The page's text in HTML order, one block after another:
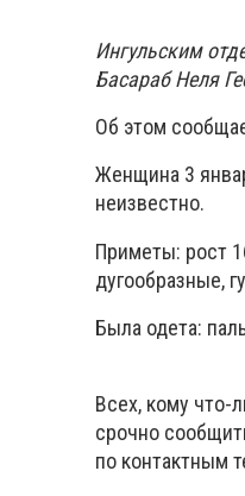
Ингульским
Басараб Неля
Об этом
Женщина 3
неизвестно.
Приметы: рост
дугообразные,
Была одета:
Всех, кому что-
срочно
по контактным